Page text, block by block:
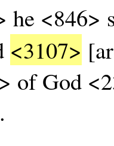
he <846>
<3107>
of God